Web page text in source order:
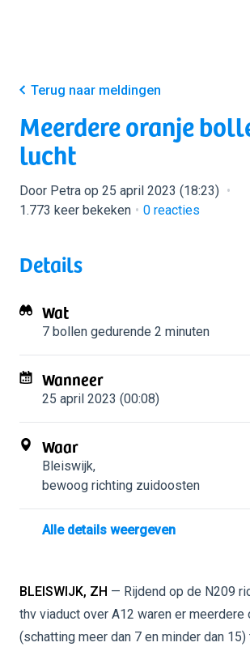
Terug naar meldingen
Meerdere oranje
lucht
Door Petra op 25 april 2023 (18:23)
1.773 keer bekeken
0 reacties
Details
Wat
7 bollen gedurende 2 minuten
Wanneer
25 april 2023 (00:08)
Waar
Bleiswijk,
bewoog richting zuidoosten
Alle details weergeven
BLEISWIJK, ZH — Rijdend op de N209
thv viaduct over A12 waren er meerdere
(schatting meer dan 7 en minder dan